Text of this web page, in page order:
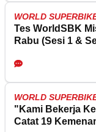
WORLD
Tes WorldSBK
Rabu (Sesi 1 &
WORLD
"Kami Bekerja
Catat 19